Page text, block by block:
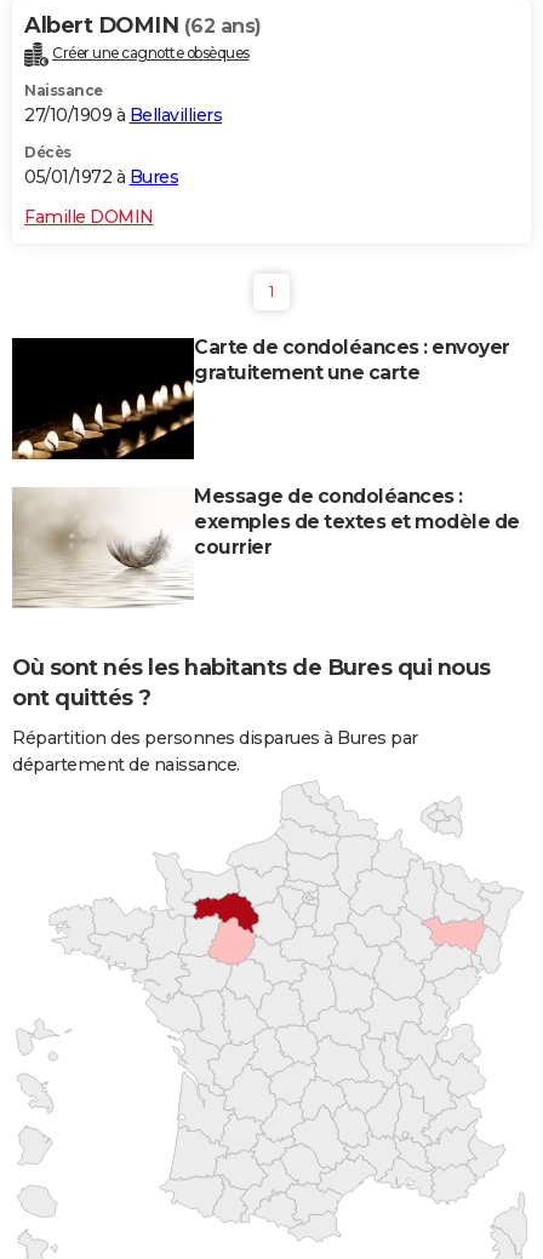
Albert DOMIN (62 ans)
Créer une cagnotte obsèques
Naissance
27/10/1909 à Bellavilliers
Décès
05/01/1972 à Bures
Famille DOMIN
1
Carte de condoléances : envoyer
gratuitement une carte
Message de condoléances :
exemples de textes et modèle de
courrier
Où sont nés les habitants de Bures qui nous
ont quittés ?
Répartition des personnes disparues à Bures par
département de naissance.